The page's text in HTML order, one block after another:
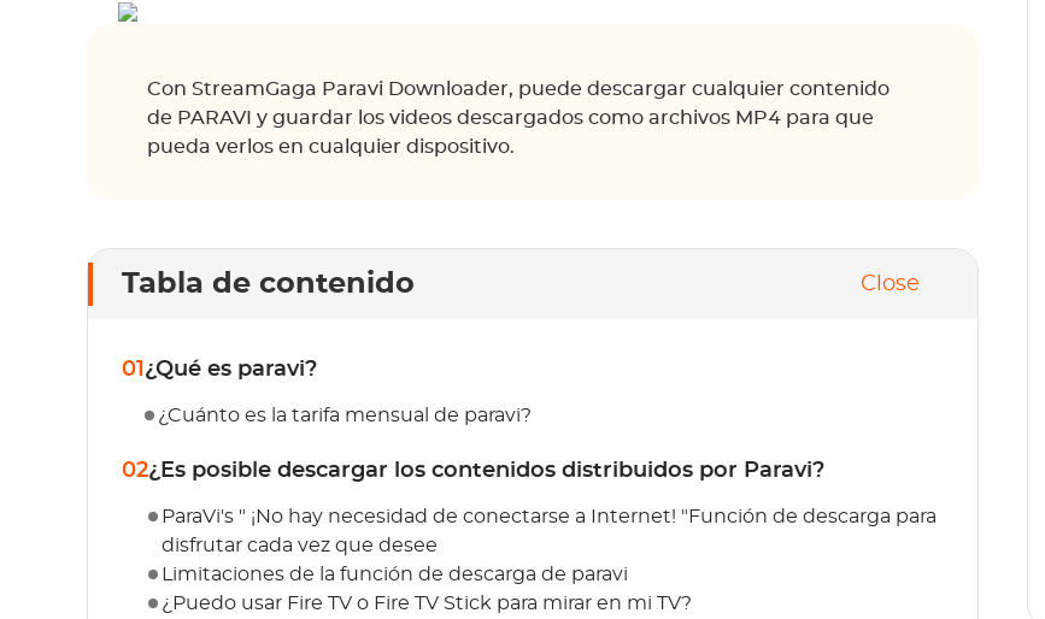
Con StreamGaga Paravi Downloader, puede descargar cualquier contenido
de PARAVI y guardar los videos descargados como archivos MP4 para que
pueda verlos en cualquier dispositivo.
Tabla de contenido Close
01 ¿Qué es paravi?
¿Cuánto es la tarifa mensual de paravi?
02¿Es posible descargar los contenidos distribuidos por Paravi?
ParaVi's " ¡No hay necesidad de conectarse a Internet! "Función de descarga para
disfrutar cada vez que desee
Limitaciones de la función de descarga de paravi
¿Puedo usar Fire TV o Fire TV Stick para mirar en mi TV?